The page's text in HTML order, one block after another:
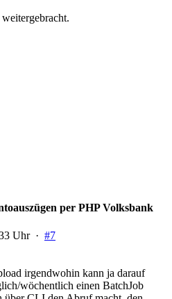
per PHP Volksbank
Uhr · #7
irgendwohin kann ja darauf
wöchentlich einen BatchJob